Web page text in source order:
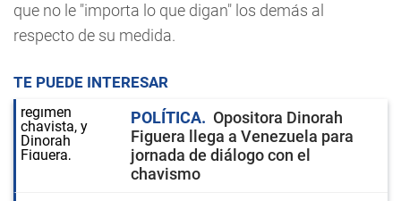
que no le "importa lo que digan" los demás al
respecto de su medida.
TE PUEDE INTERESAR
POLÍTICA
Opositora Dinorah
Figuera llega a Venezuela para
jornada de diálogo con el
chavismo